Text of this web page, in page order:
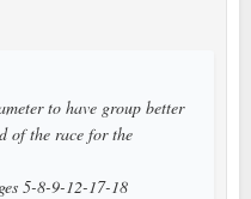
to have group better
of the race for the
5-8-9-12-17-18